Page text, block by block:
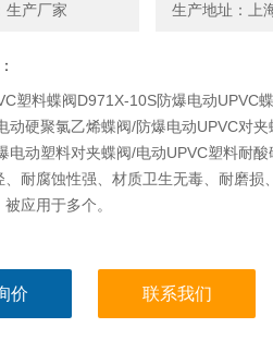
生产厂家 生产地址：上
塑料蝶阀D971X-10S防爆电动UPVC
动硬聚氯乙烯蝶阀/防爆电动UPVC对夹
电动塑料对夹蝶阀/电动UPVC塑料耐
、耐腐蚀性强、材质卫生无毒、耐磨损
应用于多个。
价 联系我们